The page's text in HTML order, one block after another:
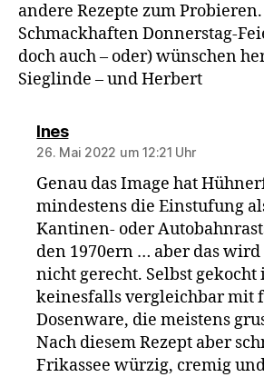
andere Rezepte zum Probieren.
Schmackhaften Donnerstag-
doch auch – oder) wünschen
Sieglinde – und Herbert
Inessagt:
26. Mai 2022 um 12:21 Uhr
Genau das Image hat
mindestens die Einstufung
Kantinen- oder
den 1970ern … aber das
nicht gerecht. Selbst gekocht
keinesfalls vergleichbar mit
Dosenware, die meistens
Nach diesem Rezept aber
Frikassee würzig, cremig